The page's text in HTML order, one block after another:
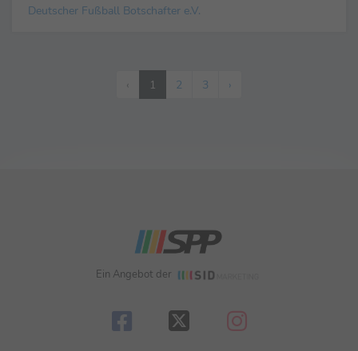
Deutscher Fußball Botschafter e.V.
‹ 1 2 3 ›
Ein Angebot der